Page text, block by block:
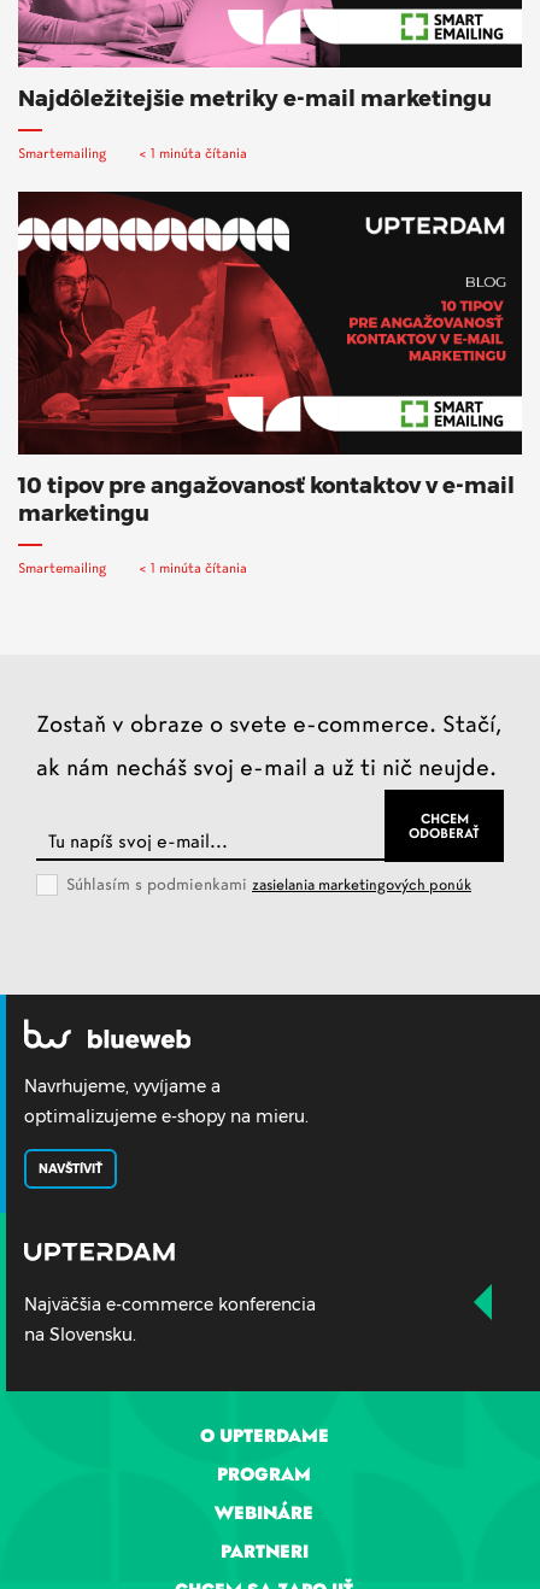
Najdôležitejšie metriky e-mail marketingu
Smartemailing < 1 minúta čítania
10 tipov pre angažovanosť kontaktov v e-mail
marketingu
Smartemailing < 1 minúta čítania
Zostaň v obraze o svete e-commerce. Stačí,
ak nám necháš svoj e-mail a už ti nič neujde.
Súhlasím s podmienkami zasielania marketingových ponúk
Navrhujeme, vyvíjame a
optimalizujeme e-shopy na mieru.
NAVŠTÍVIŤ
Najväčšia e-commerce konferencia
na Slovensku.
O UPTERDAME
PROGRAM
WEBINÁRE
PARTNERI